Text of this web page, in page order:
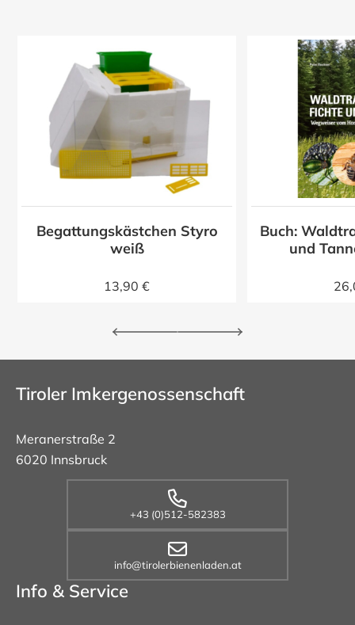
Begattungskästchen Styro
weiß
13,90 €
Buch:
und
Tiroler Imkergenossenschaft
Meranerstraße 2
6020 Innsbruck
+43 (0)512-582383
info@tirolerbienenladen.at
Info & Service